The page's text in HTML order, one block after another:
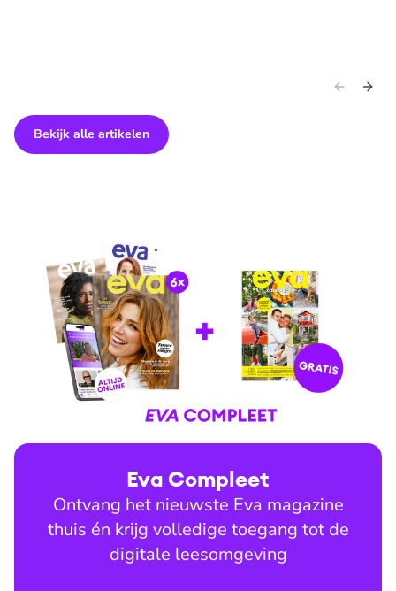
Bekijk alle artikelen
Eva Compleet
Ontvang het nieuwste Eva magazine
thuis én krijg volledige toegang tot de
digitale leesomgeving